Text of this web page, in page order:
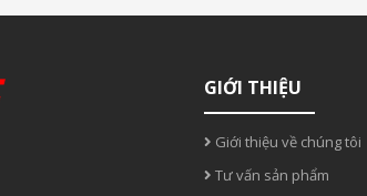
GIỚI THIỆU
Giới thiệu về chúng tôi
Tư vấn sản phẩm